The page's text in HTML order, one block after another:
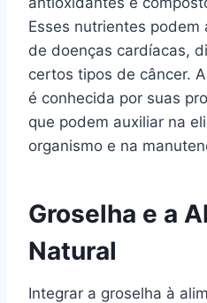
Esses nutrientes
de doenças cardíacas,
certos tipos de câncer.
é conhecida por suas
que podem auxiliar na
organismo e na
Groselha e a
Natural
Integrar a groselha à